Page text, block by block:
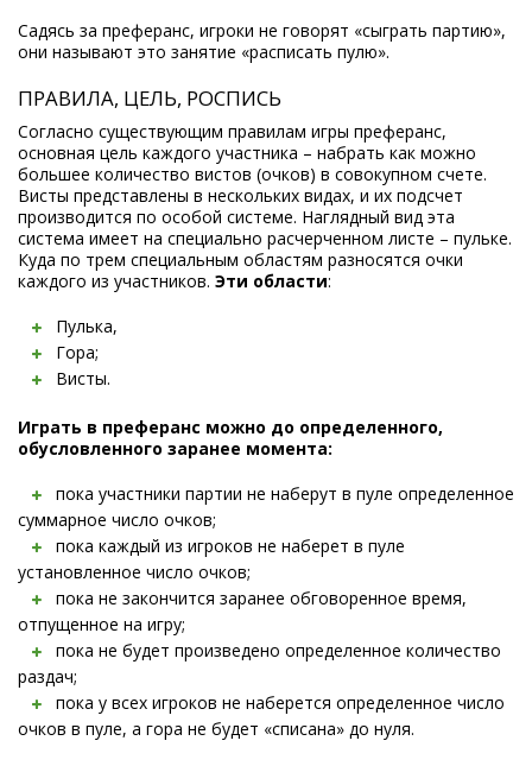
Садясь за преферанс, игроки не говорят «сыграть партию»,
они называют это занятие «расписать пулю».
ПРАВИЛА, ЦЕЛЬ, РОСПИСЬ
Согласно существующим правилам игры преферанс,
основная цель каждого участника – набрать как можно
большее количество вистов (очков) в совокупном счете.
Висты представлены в нескольких видах, и их подсчет
производится по особой системе. Наглядный вид эта
система имеет на специально расчерченном листе – пульке.
Куда по трем специальным областям разносятся очки
каждого из участников. Эти области:
Пулька,
Гора;
Висты.
Играть в преферанс можно до определенного,
обусловленного заранее момента:
пока участники партии не наберут в пуле определенное
суммарное число очков;
пока каждый из игроков не наберет в пуле
установленное число очков;
пока не закончится заранее обговоренное время,
отпущенное на игру;
пока не будет произведено определенное количество
раздач;
пока у всех игроков не наберется определенное число
очков в пуле, а гора не будет «списана» до нуля.